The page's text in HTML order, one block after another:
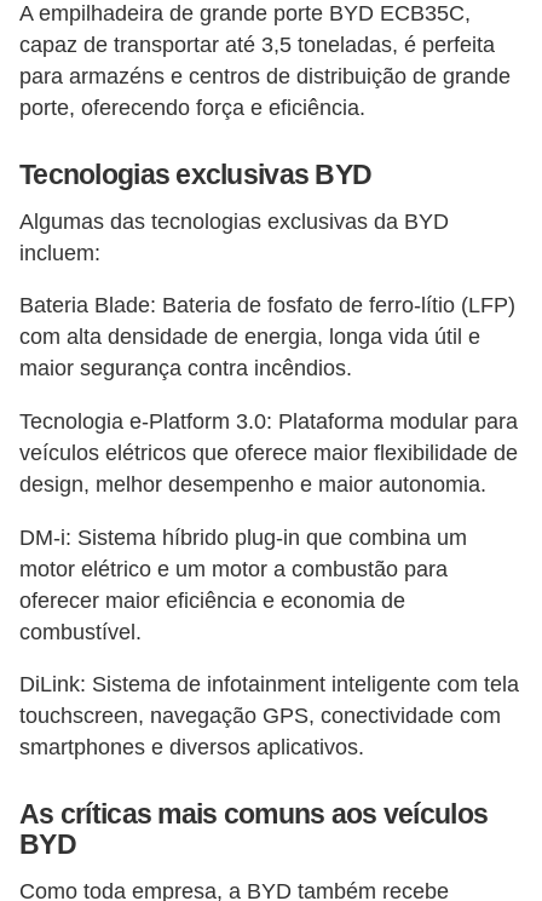
A empilhadeira de grande porte BYD ECB35C,
capaz de transportar até 3,5 toneladas, é perfeita
para armazéns e centros de distribuição de grande
porte, oferecendo força e eficiência.
Tecnologias exclusivas BYD
Algumas das tecnologias exclusivas da BYD
incluem:
Bateria Blade: Bateria de fosfato de ferro-lítio (LFP)
com alta densidade de energia, longa vida útil e
maior segurança contra incêndios.
Tecnologia e-Platform 3.0: Plataforma modular para
veículos elétricos que oferece maior flexibilidade de
design, melhor desempenho e maior autonomia.
DM-i: Sistema híbrido plug-in que combina um
motor elétrico e um motor a combustão para
oferecer maior eficiência e economia de
combustível.
DiLink: Sistema de infotainment inteligente com tela
touchscreen, navegação GPS, conectividade com
smartphones e diversos aplicativos.
As críticas mais comuns aos veículos
BYD
Como toda empresa, a BYD também recebe